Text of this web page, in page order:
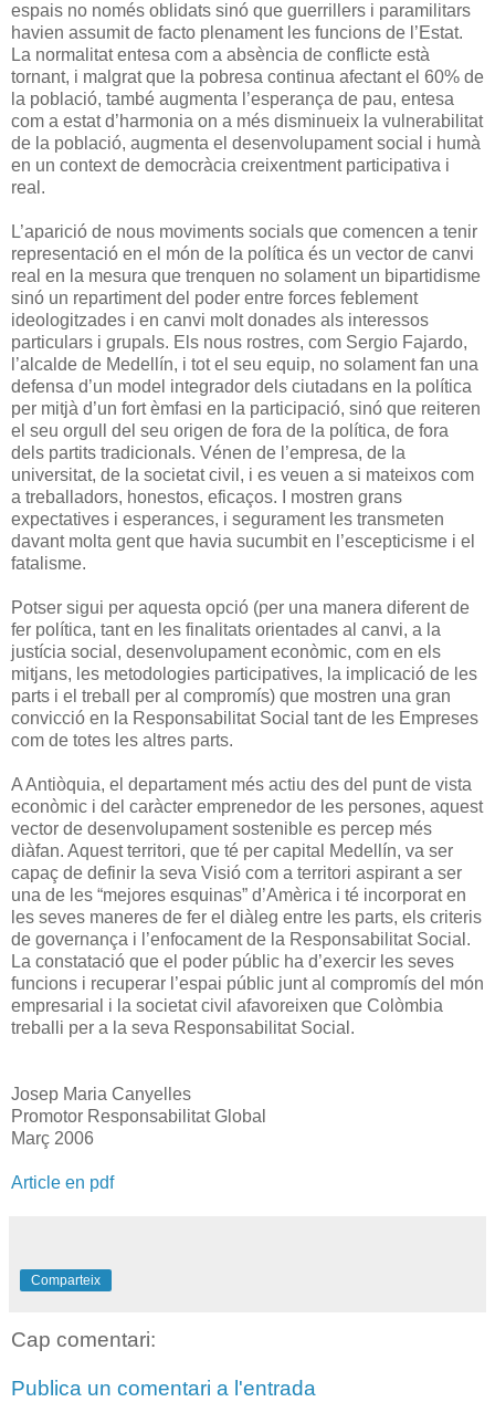
espais no només oblidats sinó que guerrillers i paramilitars
havien assumit de facto plenament les funcions de l’Estat.
La normalitat entesa com a absència de conflicte està
tornant, i malgrat que la pobresa continua afectant el 60% de
la població, també augmenta l’esperança de pau, entesa
com a estat d’harmonia on a més disminueix la vulnerabilitat
de la població, augmenta el desenvolupament social i humà
en un context de democràcia creixentment participativa i
real.
L’aparició de nous moviments socials que comencen a tenir
representació en el món de la política és un vector de canvi
real en la mesura que trenquen no solament un bipartidisme
sinó un repartiment del poder entre forces feblement
ideologitzades i en canvi molt donades als interessos
particulars i grupals. Els nous rostres, com Sergio Fajardo,
l’alcalde de Medellín, i tot el seu equip, no solament fan una
defensa d’un model integrador dels ciutadans en la política
per mitjà d’un fort èmfasi en la participació, sinó que reiteren
el seu orgull del seu origen de fora de la política, de fora
dels partits tradicionals. Vénen de l’empresa, de la
universitat, de la societat civil, i es veuen a si mateixos com
a treballadors, honestos, eficaços. I mostren grans
expectatives i esperances, i segurament les transmeten
davant molta gent que havia sucumbit en l’escepticisme i el
fatalisme.
Potser sigui per aquesta opció (per una manera diferent de
fer política, tant en les finalitats orientades al canvi, a la
justícia social, desenvolupament econòmic, com en els
mitjans, les metodologies participatives, la implicació de les
parts i el treball per al compromís) que mostren una gran
convicció en la Responsabilitat Social tant de les Empreses
com de totes les altres parts.
A Antiòquia, el departament més actiu des del punt de vista
econòmic i del caràcter emprenedor de les persones, aquest
vector de desenvolupament sostenible es percep més
diàfan. Aquest territori, que té per capital Medellín, va ser
capaç de definir la seva Visió com a territori aspirant a ser
una de les “mejores esquinas” d’Amèrica i té incorporat en
les seves maneres de fer el diàleg entre les parts, els criteris
de governança i l’enfocament de la Responsabilitat Social.
La constatació que el poder públic ha d’exercir les seves
funcions i recuperar l’espai públic junt al compromís del món
empresarial i la societat civil afavoreixen que Colòmbia
treballi per a la seva Responsabilitat Social.
Josep Maria Canyelles
Promotor Responsabilitat Global
Març 2006
Article en pdf
Comparteix
Cap comentari:
Publica un comentari a l'entrada